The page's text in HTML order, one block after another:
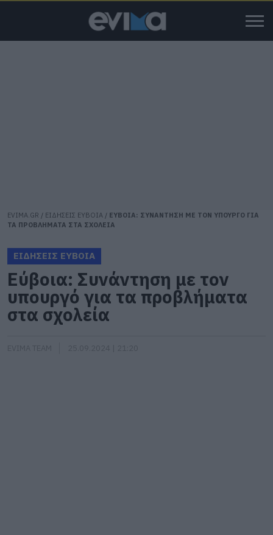
EVIMA.GR / ΕΙΔΗΣΕΙΣ ΕΥΒΟΙΑ / ΕΥΒΟΙΑ: ΣΥΝΑΝΤΗΣΗ ΜΕ ΤΟΝ ΥΠΟΥΡΓΟ ΓΙΑ
ΤΑ ΠΡΟΒΛΗΜΑΤΑ ΣΤΑ ΣΧΟΛΕΙΑ
ΕΙΔΗΣΕΙΣ ΕΥΒΟΙΑ
Εύβοια: Συνάντηση με τον
υπουργό για τα προβλήματα
στα σχολεία